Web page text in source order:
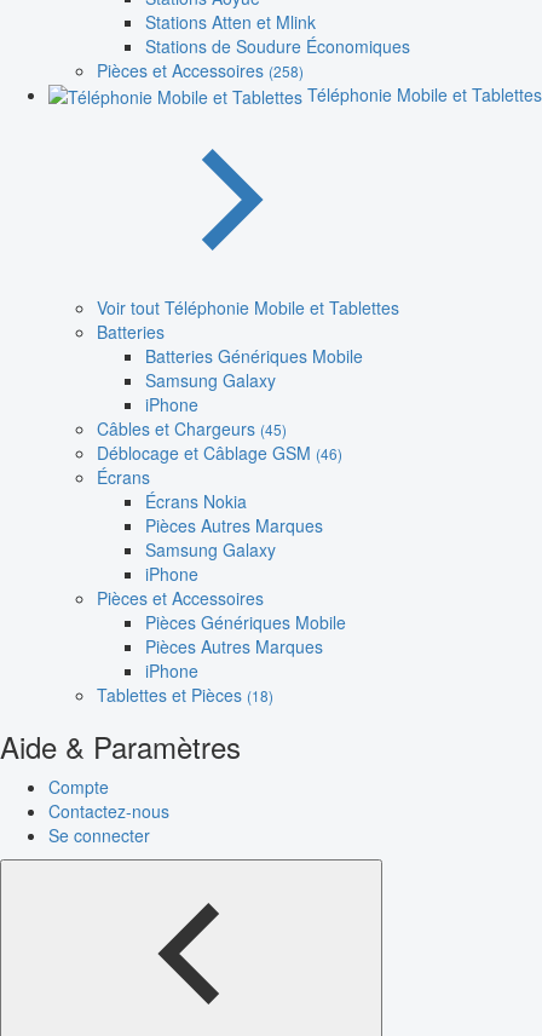
Stations Atten et Mlink
Stations de Soudure Économiques
Pièces et Accessoires (258)
Téléphonie Mobile et Tablettes
Voir tout Téléphonie Mobile et Tablettes
Batteries
Batteries Génériques Mobile
Samsung Galaxy
iPhone
Câbles et Chargeurs (45)
Déblocage et Câblage GSM (46)
Écrans
Écrans Nokia
Pièces Autres Marques
Samsung Galaxy
iPhone
Pièces et Accessoires
Pièces Génériques Mobile
Pièces Autres Marques
iPhone
Tablettes et Pièces (18)
Aide & Paramètres
Compte
Contactez-nous
Se connecter